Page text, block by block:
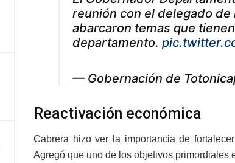
reunión con el delegado de
abarcaron temas que
departamento.
— Gobernación de
Reactivación económica
Cabrera hizo ver la importancia de
Agregó que uno de los objetivos primordiales